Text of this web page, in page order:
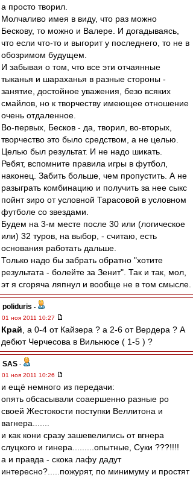
а просто творил.
Молчаливо имея в виду, что раз можно
Бескову, то можно и Валере. И догадываясь,
что если что-то и выгорит у последнего, то не в
обозримом будущем.
И забывая о том, что все эти отчаянные
тыканья и шараханья в разные стороны -
занятие, достойное уважения, безо всяких
смайлов, но к творчеству имеющее отношение
очень отдаленное.
Во-первых, Бесков - да, творил, во-вторых,
творчество это было средством, а не целью.
Целью был результат. И не надо шикать.
Ребят, вспомните правила игры в футбол,
наконец. Забить больше, чем пропустить. А не
разыграть комбинацию и получить за нее сыкс
пойнт зиро от условной Тарасовой в условном
футболе со звездами.
Будем на 3-м месте после 30 или (логическое
или) 32 туров, на выбор, - считаю, есть
основания работать дальше.
Только надо бы забрать обратно "хотите
результата - болейте за Зенит". Так и так, мол,
эт я сгоряча ляпнул и вообще не в том смысле.
poliduris -
01 ноя 2011 10:27
Край , а 0-4 от Кайзера ? а 2-6 от Вердера ? А
дебют Черчесова в Вильнюсе ( 1-5 ) ?
SAS -
01 ноя 2011 10:26
и ещё немного из передачи:
опять обсасывали соаершенно разные ро
своей Жестокости поступки Веллитона и
вагнера.......
и как кони сразу зашевелились от вгнера
слуцкого и гинера.........опытные, Суки ???!!!!
а и правда - скока лафу дадут
интересно?.....пожурят, по минимуму и простят